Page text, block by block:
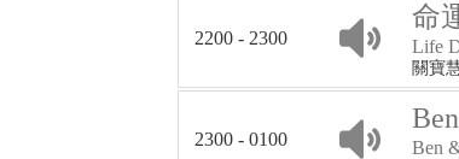
2200 - 2300
命
Life
關寶
2300 - 0100 Ben